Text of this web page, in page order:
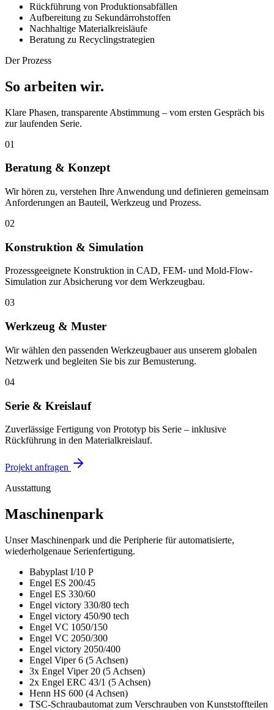
Rückführung von Produktionsabfällen
Aufbereitung zu Sekundärrohstoffen
Nachhaltige Materialkreisläufe
Beratung zu Recyclingstrategien
Der Prozess
So arbeiten wir.
Klare Phasen, transparente Abstimmung – vom ersten Gespräch bis
zur laufenden Serie.
01
Beratung & Konzept
Wir hören zu, verstehen Ihre Anwendung und definieren gemeinsam
Anforderungen an Bauteil, Werkzeug und Prozess.
02
Konstruktion & Simulation
Prozessgeeignete Konstruktion in CAD, FEM- und Mold-Flow-
Simulation zur Absicherung vor dem Werkzeugbau.
03
Werkzeug & Muster
Wir wählen den passenden Werkzeugbauer aus unserem globalen
Netzwerk und begleiten Sie bis zur Bemusterung.
04
Serie & Kreislauf
Zuverlässige Fertigung von Prototyp bis Serie – inklusive
Rückführung in den Materialkreislauf.
Projekt anfragen
Ausstattung
Maschinenpark
Unser Maschinenpark und die Peripherie für automatisierte,
wiederholgenaue Serienfertigung.
Babyplast I/10 P
Engel ES 200/45
Engel ES 330/60
Engel victory 330/80 tech
Engel victory 450/90 tech
Engel VC 1050/150
Engel VC 2050/300
Engel victory 2050/400
Engel Viper 6 (5 Achsen)
3x Engel Viper 20 (5 Achsen)
2x Engel ERC 43/1 (5 Achsen)
Henn HS 600 (4 Achsen)
TSC-Schraubautomat zum Verschrauben von Kunststoffteilen